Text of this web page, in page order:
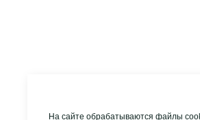
На сайте обрабатываются файлы